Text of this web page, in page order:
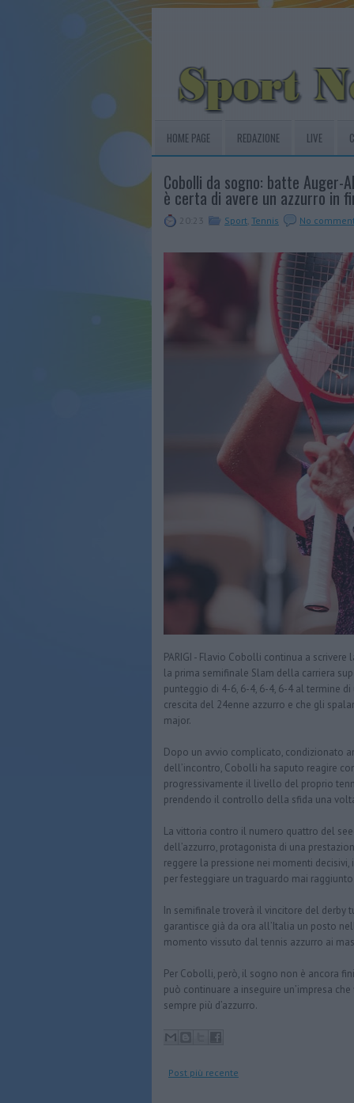
HOME PAGE REDAZIONE LIVE
Cobolli da sogno: batte Auger-
è certa di avere un azzurro in
20:23 Sport Tennis No
PARIGI - Flavio Cobolli continua a
la prima semifinale Slam della carriera
punteggio di 4-6, 6-4, 6-4, 6-4 al termine
crescita del 24enne azzurro e che gli
major.
Dopo un avvio complicato, condizionato
dell’incontro, Cobolli ha saputo reagire
progressivamente il livello del proprio
prendendo il controllo della sfida una
La vittoria contro il numero quattro del
dell’azzurro, protagonista di una
reggere la pressione nei momenti
per festeggiare un traguardo mai
In semifinale troverà il vincitore del derby
garantisce già da ora all’Italia un posto
momento vissuto dal tennis azzurro ai
Per Cobolli, però, il sogno non è ancora
può continuare a inseguire un’impresa
sempre più d’azzurro.
Post più recente